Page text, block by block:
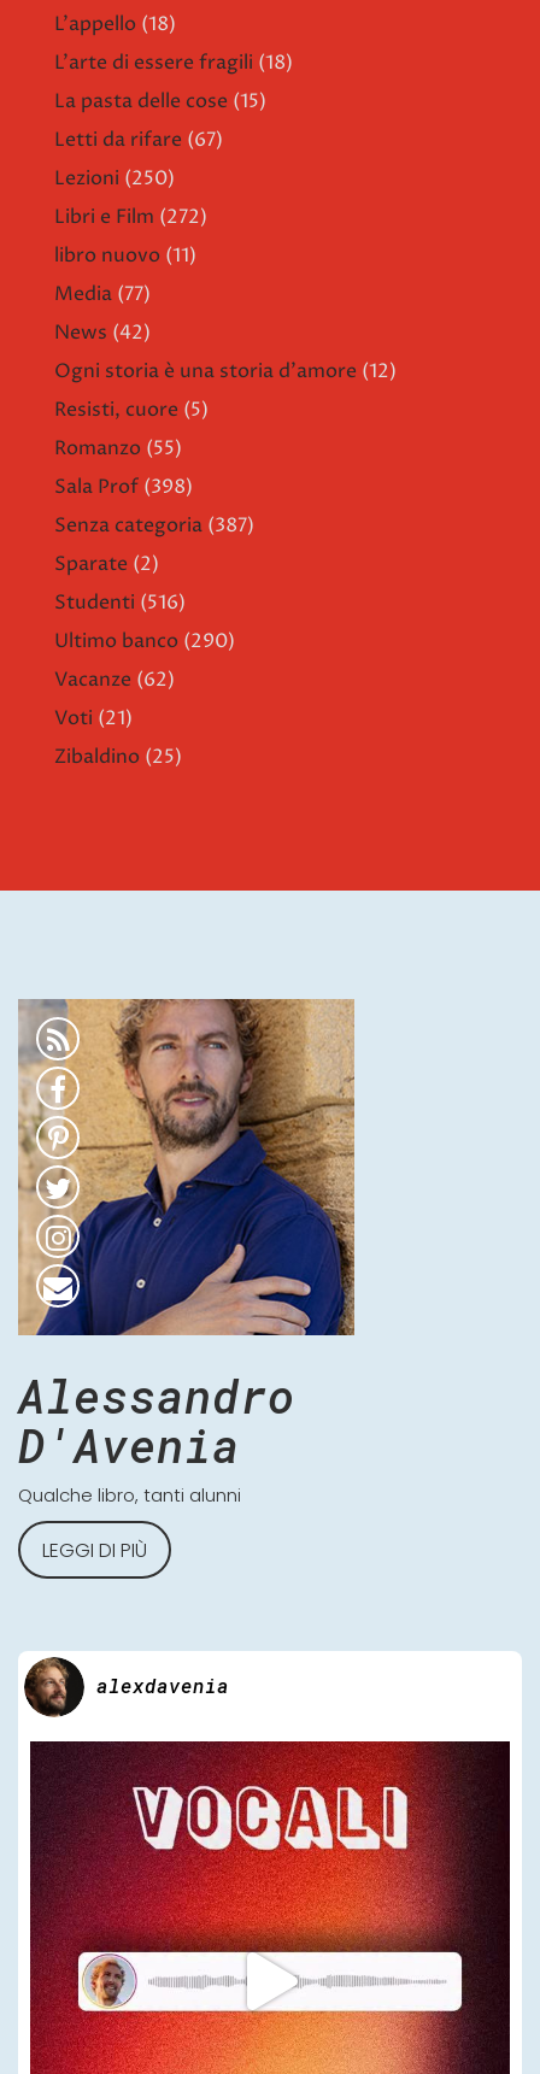
L'appello (18)
L'arte di essere fragili (18)
La pasta delle cose (15)
Letti da rifare (67)
Lezioni (250)
Libri e Film (272)
libro nuovo (11)
Media (77)
News (42)
Ogni storia è una storia d'amore (12)
Resisti, cuore (5)
Romanzo (55)
Sala Prof (398)
Senza categoria (387)
Sparate (2)
Studenti (516)
Ultimo banco (290)
Vacanze (62)
Voti (21)
Zibaldino (25)
Alessandro
D'Avenia
Qualche libro, tanti alunni
LEGGI DI PIÙ
alexdavenia